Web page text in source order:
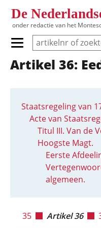
De
onder redactie van het
Primair menu tonen/
Hoofdnavigatie
Artikel 36:
Staatsregeling van
Acte van
Titul III. Van de
Hoogste Magt.
Eerste
algemeen.
35 Artikel 36